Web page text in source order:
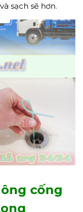
sạch sẽ hơn.
cống